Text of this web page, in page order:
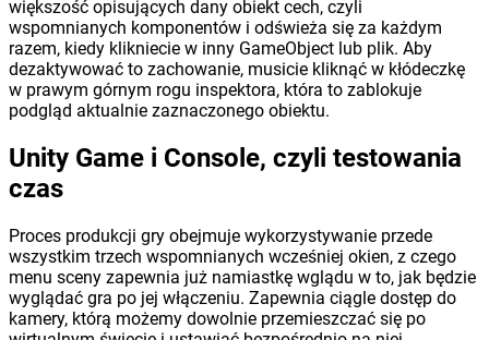
większość opisujących dany obiekt cech, czyli
wspomnianych komponentów i odświeża się za każdym
razem, kiedy klikniecie w inny GameObject lub plik. Aby
dezaktywować to zachowanie, musicie kliknąć w kłódeczkę
w prawym górnym rogu inspektora, która to zablokuje
podgląd aktualnie zaznaczonego obiektu.
Unity Game i Console, czyli testowania
czas
Proces produkcji gry obejmuje wykorzystywanie przede
wszystkim trzech wspomnianych wcześniej okien, z czego
menu sceny zapewnia już namiastkę wglądu w to, jak będzie
wyglądać gra po jej włączeniu. Zapewnia ciągle dostęp do
kamery, którą możemy dowolnie przemieszczać się po